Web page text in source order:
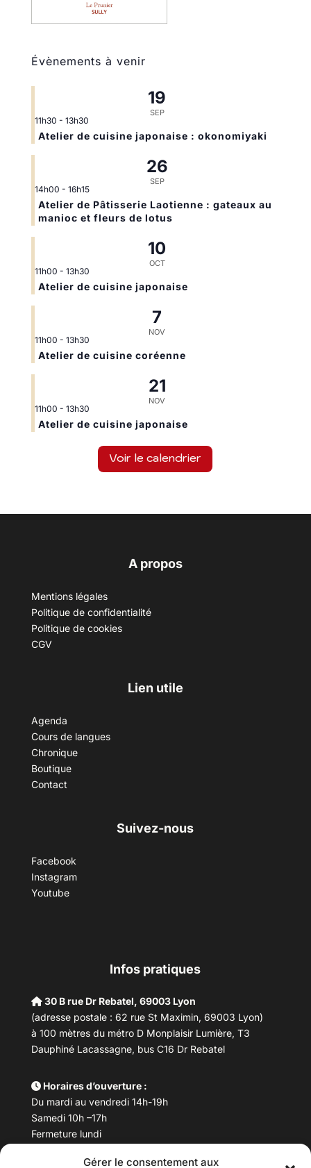
Gérer le consentement aux
Évènements à venir
19
SEP
11h30 - 13h30
Atelier de cuisine japonaise : okonomiyaki
26
SEP
14h00 - 16h15
Atelier de Pâtisserie Laotienne : gateaux au
manioc et fleurs de lotus
10
OCT
11h00 - 13h30
Atelier de cuisine japonaise
7
NOV
11h00 - 13h30
Atelier de cuisine coréenne
21
NOV
11h00 - 13h30
Atelier de cuisine japonaise
Voir le calendrier
A propos
Mentions légales
Politique de confidentialité
Politique de cookies
CGV
Lien utile
Agenda
Cours de langues
Chronique
Boutique
Contact
Suivez-nous
Facebook
Instagram
Youtube
Infos pratiques
30 B rue Dr Rebatel, 69003 Lyon
(adresse postale : 62 rue St Maximin, 69003 Lyon)
à 100 mètres du métro D Monplaisir Lumière, T3
Dauphiné Lacassagne, bus C16 Dr Rebatel
Horaires d’ouverture :
Du mardi au vendredi 14h-19h
Samedi 10h –17h
Fermeture lundi